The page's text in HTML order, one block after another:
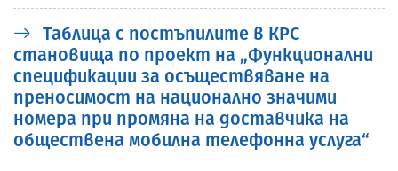
Таблица с постъпилите в КРС
становища по проект на „Функционални
спецификации за осъществяване на
преносимост на национално значими
номера при промяна на доставчика на
обществена мобилна телефонна услуга“